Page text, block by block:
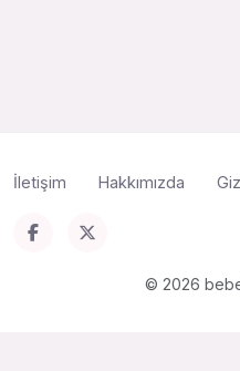
İletişim Hakkımızda
© 2026